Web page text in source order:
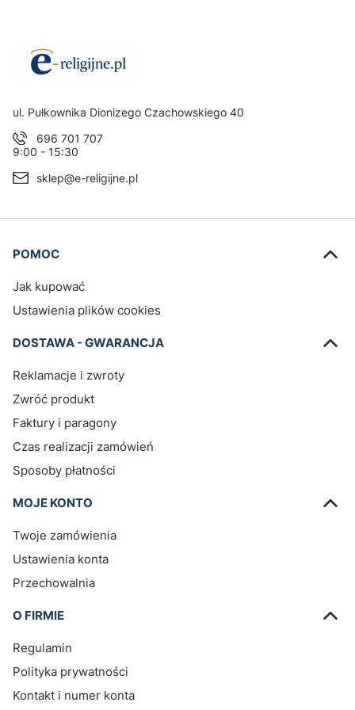
Adres:
ul. Pułkownika Dionizego Czachowskiego 40
696 701 707
9:00 - 15:30
sklep@e-religijne.pl
Linki w stopce
POMOC
Jak kupować
Ustawienia plików cookies
DOSTAWA - GWARANCJA
Reklamacje i zwroty
Zwróć produkt
Faktury i paragony
Czas realizacji zamówień
Sposoby płatności
MOJE KONTO
Twoje zamówienia
Ustawienia konta
Przechowalnia
O FIRMIE
Regulamin
Polityka prywatności
Kontakt i numer konta